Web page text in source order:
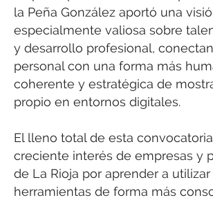
la Peña González aportó una
especialmente valiosa sobre
y desarrollo profesional,
personal con una forma más
coherente y estratégica de
propio en entornos digitales.
El lleno total de esta
creciente interés de empresas y
de La Rioja por aprender a
herramientas de forma más